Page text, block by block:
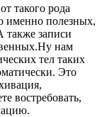
такого рода
именно полезных,
также записи
нам
тел таких
Это
востребовать,